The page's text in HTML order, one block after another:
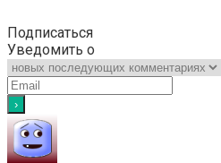
Подписаться
Уведомить о